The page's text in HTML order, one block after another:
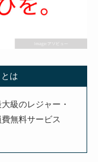
は
級のレジャー・
無料サービス